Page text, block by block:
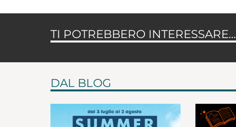
TI POTREBBERO INTERESSARE...
DAL BLOG